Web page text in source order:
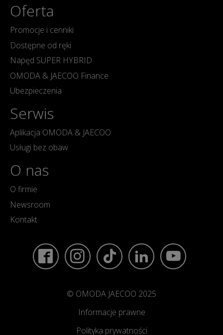
Oferta
Promocje i cenniki
Dostępne od ręki
Napęd SUPER HYBRID
OMODA & JAECOO Finance
Ubezpieczenia
Serwis
Aplikacja OMODA & JAECOO
Usługi bez obaw
O nas
O firmie
Newsroom
Kontakt
© OMODA JAECOO 2025
Informacje prawne
Polityka prywatności